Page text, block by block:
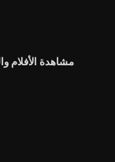
مشاهدة الأفلام